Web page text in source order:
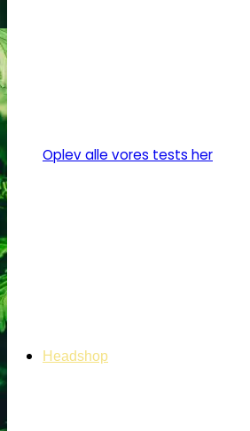
Oplev alle vores tests her
Headshop